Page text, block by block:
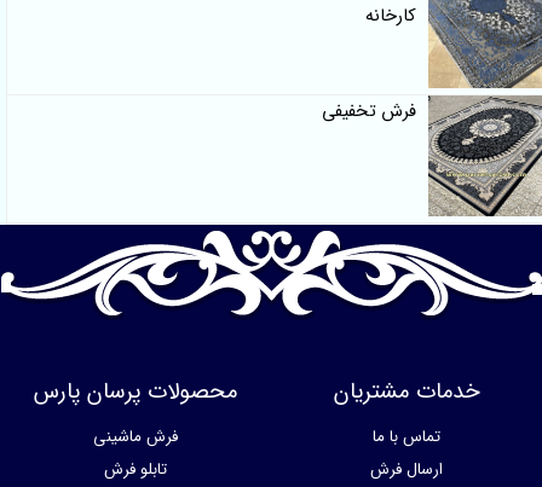
کارخانه
فرش تخفیفی
خدمات مشتریان
تماس با ما
ارسال فرش
محصولات پرسان پارس
فرش ماشینی
تابلو فرش